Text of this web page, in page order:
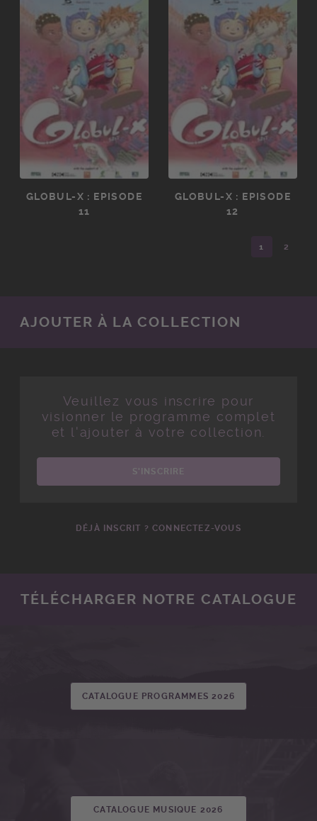
GLOBUL-X : EPISODE
11
GLOBUL-X : EPISODE
12
1 2
AJOUTER À LA COLLECTION
Veuillez vous inscrire pour
visionner le programme complet
et l'ajouter à votre collection.
S'INSCRIRE
DÉJÀ INSCRIT ? CONNECTEZ-VOUS
TÉLÉCHARGER NOTRE CATALOGUE
CATALOGUE PROGRAMMES 2026
CATALOGUE MUSIQUE 2026